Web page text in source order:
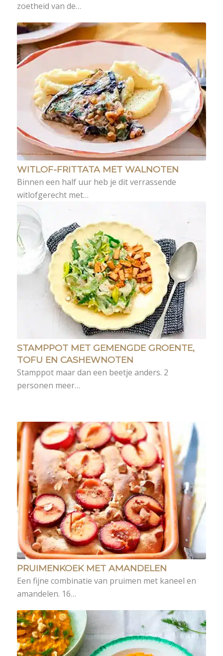
zoetheid van de…
WITLOF-FRITTATA MET WALNOTEN
Binnen een half uur heb je dit verrassende
witlofgerecht met…
STAMPPOT MET GEMENGDE GROENTE,
TOFU EN CASHEWNOTEN
Stamppot maar dan een beetje anders. 2
personen meer…
PRUIMENKOEK MET AMANDELEN
Een fijne combinatie van pruimen met kaneel en
amandelen. 16…